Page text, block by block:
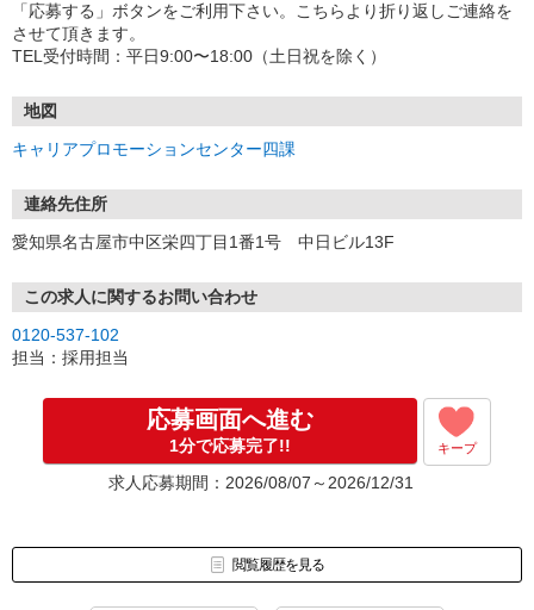
「応募する」ボタンをご利用下さい。こちらより折り返しご連絡を
させて頂きます。
TEL受付時間：平日9:00〜18:00（土日祝を除く）
地図
キャリアプロモーションセンター四課
連絡先住所
愛知県名古屋市中区栄四丁目1番1号 中日ビル13F
この求人に関するお問い合わせ
0120-537-102
担当：採用担当
応募画面へ進む
1分で応募完了!! キープ
求人応募期間：2026/08/07～2026/12/31
閲覧履歴を見る